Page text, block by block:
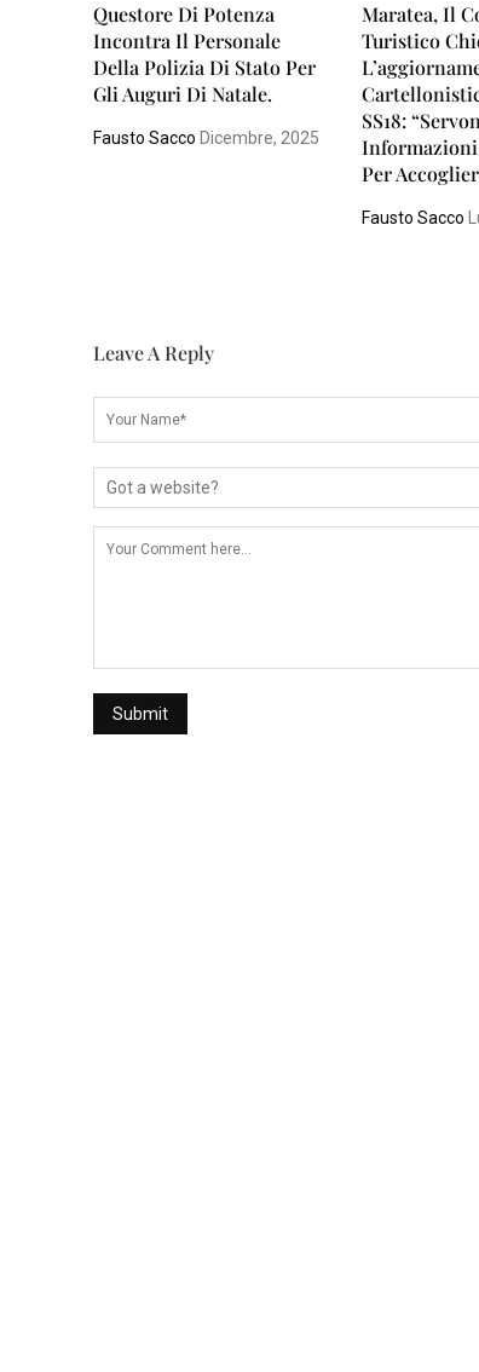
Questore Di Potenza
Incontra Il Personale
Della Polizia Di Stato Per
Gli Auguri Di Natale.
Fausto Sacco Dicembre, 2025
Maratea, Il
Turistico
SS18:
Per
Fausto Sacco
Leave A Reply